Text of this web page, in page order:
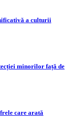
a culturii
minorilor față de
care arată